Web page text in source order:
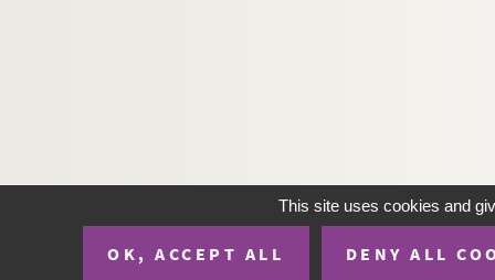
This site uses cookies and
OK, ACCEPT ALL DENY ALL